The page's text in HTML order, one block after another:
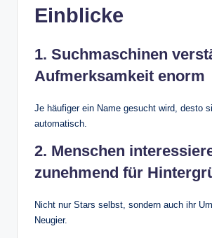
Einblicke
1. Suchmaschinen
Aufmerksamkeit enorm
Je häufiger ein Name gesucht wird, desto
automatisch.
2. Menschen
zunehmend für
Nicht nur Stars selbst, sondern auch ihr
Neugier.